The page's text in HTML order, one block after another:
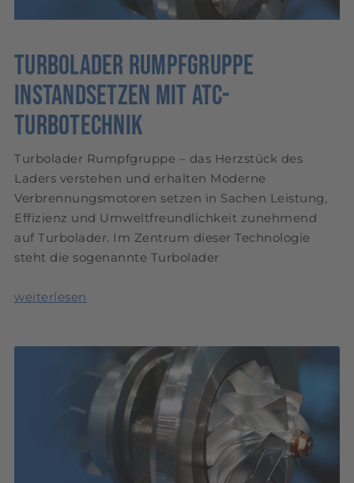
Turbolader Rumpfgruppe
instandsetzen mit ATC-
Turbotechnik
Turbolader Rumpfgruppe – das Herzstück des
Laders verstehen und erhalten Moderne
Verbrennungsmotoren setzen in Sachen Leistung,
Effizienz und Umweltfreundlichkeit zunehmend
auf Turbolader. Im Zentrum dieser Technologie
steht die sogenannte Turbolader
weiterlesen